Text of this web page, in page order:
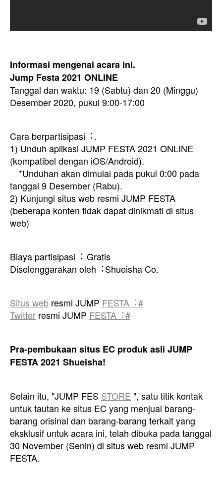
Informasi mengenai acara ini.
Jump Festa 2021 ONLINE
Tanggal dan waktu: 19 (Sabtu) dan 20 (Minggu)
Desember 2020, pukul 9:00-17:00
Cara berpartisipasi︓.
1) Unduh aplikasi JUMP FESTA 2021 ONLINE
(kompatibel dengan iOS/Android).
*Unduhan akan dimulai pada pukul 0:00 pada
tanggal 9 Desember (Rabu).
2) Kunjungi situs web resmi JUMP FESTA
(beberapa konten tidak dapat dinikmati di situs
web)
Biaya partisipasi︓ Gratis
Diselenggarakan oleh︓Shueisha Co.
Situs web resmi JUMP FESTA︓#
Twitter resmi JUMP FESTA︓#
Pra-pembukaan situs EC produk asli JUMP
FESTA 2021 Shueisha!
Selain itu, "JUMP FES STORE ", satu titik kontak
untuk tautan ke situs EC yang menjual barang-
barang orisinal dan barang-barang terkait yang
eksklusif untuk acara ini, telah dibuka pada tanggal
30 November (Senin) di situs web resmi JUMP
FESTA.